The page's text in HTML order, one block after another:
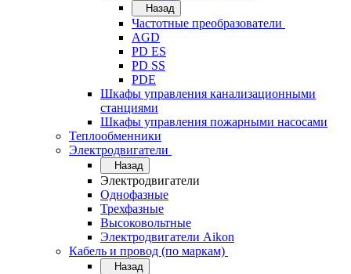
Назад
Частотные преобразователи
AGD
PD ES
PD SS
PDE
Шкафы управления канализационными
станциями
Шкафы управления пожарными насосами
Теплообменники
Электродвигатели
Назад
Электродвигатели
Однофазные
Трехфазные
Высоковольтные
Электродвигатели Aikon
Кабель и провод (по маркам)
Назад